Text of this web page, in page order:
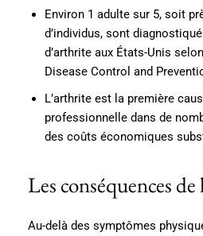
Environ 1 adulte sur 5, soit
d’individus, sont
d’arthrite aux États-Unis
Disease Control and
L’arthrite est la première
professionnelle dans de
des coûts économiques
Les conséquences
Au-delà des symptômes